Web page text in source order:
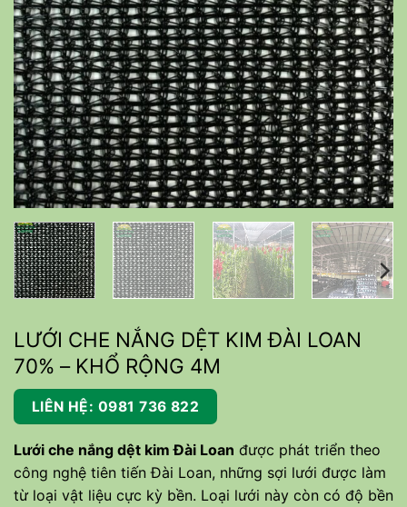
LƯỚI CHE NẮNG DỆT KIM ĐÀI LOAN
70% – KHỔ RỘNG 4M
LIÊN HỆ: 0981 736 822
Lưới che nắng dệt kim Đài Loan được phát triển theo
công nghệ tiên tiến Đài Loan, những sợi lưới được làm
từ loại vật liệu cực kỳ bền. Loại lưới này còn có độ bền